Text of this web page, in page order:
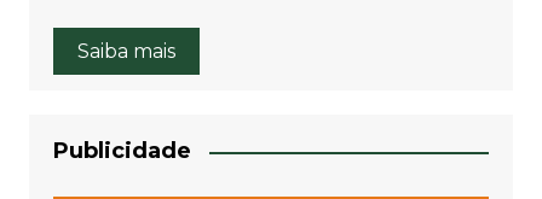
Saiba mais
Publicidade